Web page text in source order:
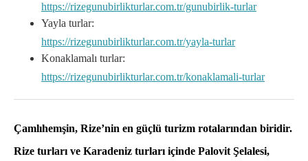
https://rizegunubirlikturlar.com.tr/gunubirlik-turlar
Yayla turlar:
https://rizegunubirlikturlar.com.tr/yayla-turlar
Konaklamalı turlar:
https://rizegunubirlikturlar.com.tr/konaklamali-turlar
Çamlıhemşin, Rize’nin en güçlü turizm rotalarından biridir.
Rize turları ve Karadeniz turları içinde Palovit Şelalesi,